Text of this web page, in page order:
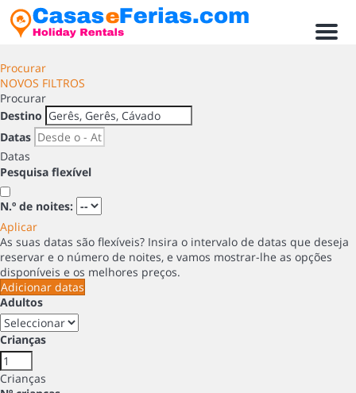
Menú
Procurar
NOVOS FILTROS
Procurar
Destino
Datas
Datas
Pesquisa flexível
N.º de noites:
Aplicar
As suas datas são flexíveis? Insira o intervalo de datas que deseja
reservar e o número de noites, e vamos mostrar-lhe as opções
disponíveis e os melhores preços.
Adicionar datas
Adultos
Crianças
Crianças